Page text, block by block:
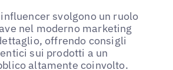
svolgono un ruolo
nel moderno marketing
offrendo consigli
sui prodotti a un
altamente coinvolto.